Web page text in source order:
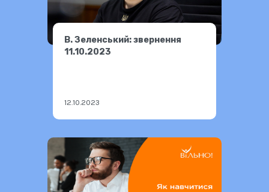
В. Зеленський: звернення
11.10.2023
12.10.2023